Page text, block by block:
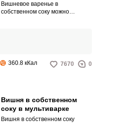
Вишневое варенье в
собственном соку можно
в собственно соку, оно
360.8 кКал 7670 0
Вишня в собственном
соку в мультиварке
Вишня в собственном соку